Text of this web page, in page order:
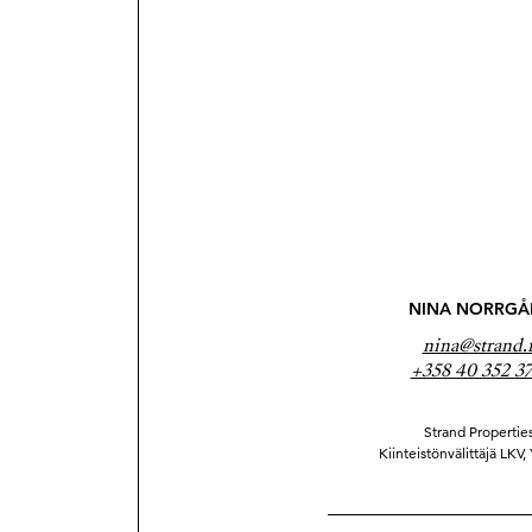
NINA
+358 40 352
Strand
Kiinteistönvälittäjä LKV,